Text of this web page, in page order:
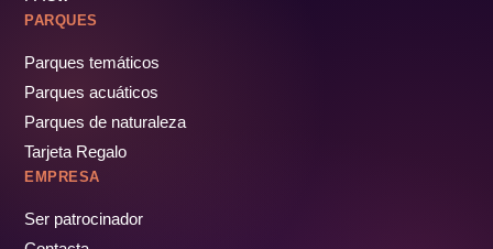
PARQUES
Parques temáticos
Parques acuáticos
Parques de naturaleza
Tarjeta Regalo
EMPRESA
Ser patrocinador